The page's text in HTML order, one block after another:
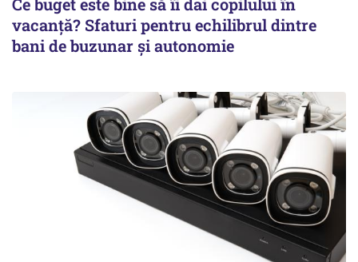
vacanță? Sfaturi pentru echilibrul dintre
bani de buzunar și autonomie